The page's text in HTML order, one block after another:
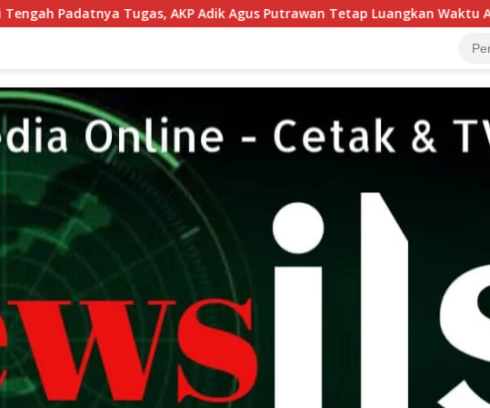
Adik Agus Putrawan Tetap Luangkan Waktu Asah Kemampuan Menembak